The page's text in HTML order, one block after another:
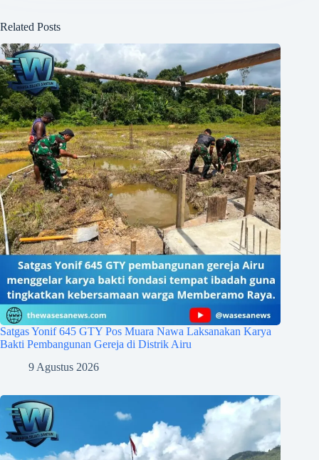
Related Posts
Satgas Yonif 645 GTY Pos Muara Nawa Laksanakan Karya
Bakti Pembangunan Gereja di Distrik Airu
9 Agustus 2026